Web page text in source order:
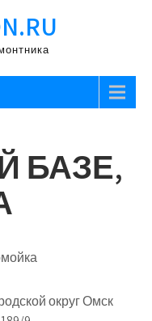
БАЗЕ,
округ Омск